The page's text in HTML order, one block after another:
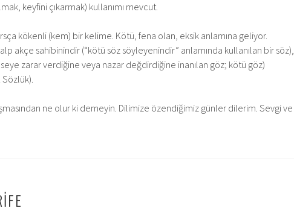
keyfini çıkarmak) kullanımı mevcut.
kökenli (kem) bir kelime. Kötü, fena olan, eksik anlamına geliyor.
akçe sahibinindir (“kötü söz söyleyenindir” anlamında kullanılan bir söz),
zarar verdiğine veya nazar değdirdiğine inanılan göz; kötü göz)
Sözlük).
ne olur ki demeyin. Dilimize özendiğimiz günler dilerim. Sevgi ve